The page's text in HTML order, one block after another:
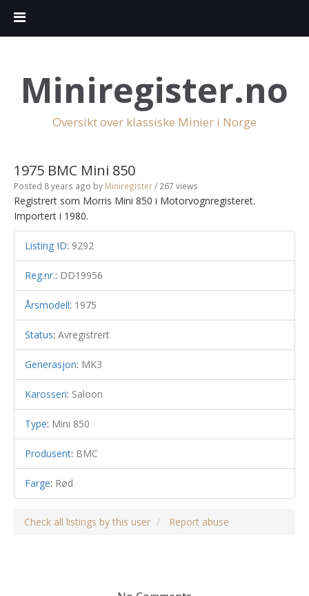
Miniregister.no
Oversikt over klassiske Minier i Norge
1975 BMC Mini 850
Posted 8 years ago by Miniregister/ 267 views
Registrert som Morris Mini 850 i Motorvognregisteret.
Importert i 1980.
Listing ID: 9292
Reg.nr.: DD19956
Årsmodell: 1975
Status: Avregistrert
Generasjon: MK3
Karosseri: Saloon
Type: Mini 850
Produsent: BMC
Farge: Rød
Check all listings by this user Report abuse